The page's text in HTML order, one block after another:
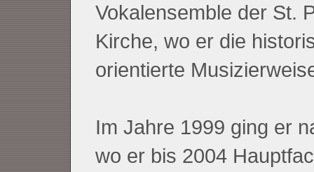
Vokalensemble der St.
Kirche, wo er die
orientierte
Im Jahre 1999 ging er
wo er bis 2004